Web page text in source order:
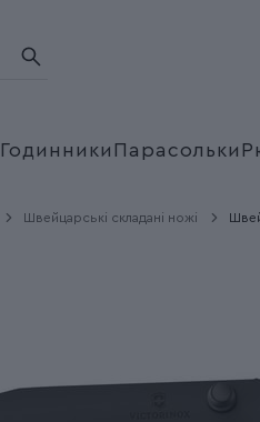
Годинники Парасольки
Швейцарські складані ножі